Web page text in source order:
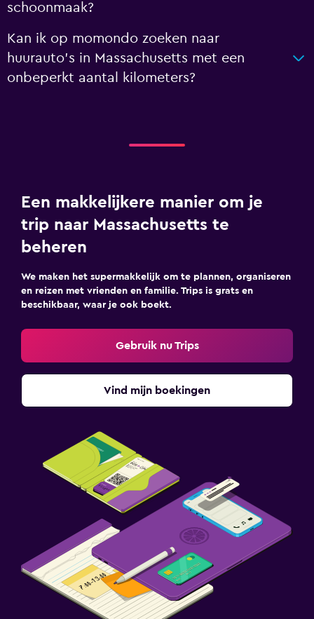
schoonmaak?
Kan ik op momondo zoeken naar
huurauto's in Massachusetts met een
onbeperkt aantal kilometers?
Een makkelijkere manier om je
trip naar Massachusetts te
beheren
We maken het supermakkelijk om te plannen, organiseren
en reizen met vrienden en familie. Trips is grats en
beschikbaar, waar je ook boekt.
Gebruik nu Trips
Vind mijn boekingen